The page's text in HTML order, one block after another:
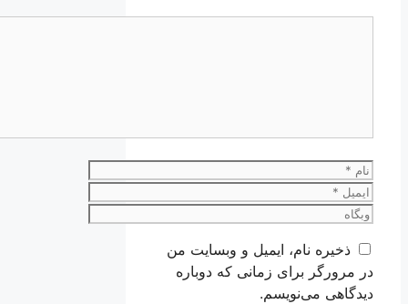
نام
ایمیل
وبگاه
ذخیره نام، ایمیل و وبسایت من
در مرورگر برای زمانی که دوباره
دیدگاهی می‌نویسم.